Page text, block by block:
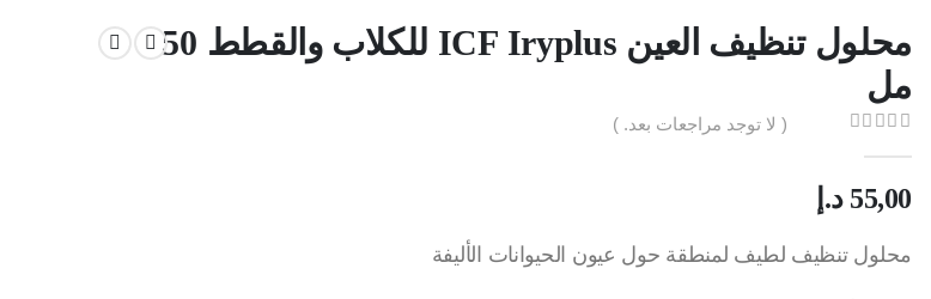
محلول تنظيف العين ICF Iryplus للكلاب والقطط 50
مل
( لا توجد مراجعات بعد. )
55,00 د.إ
محلول تنظيف لطيف لمنطقة حول عيون الحيوانات الأليفة